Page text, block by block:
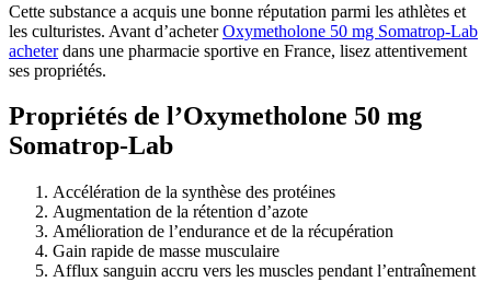
Cette substance a acquis une bonne réputation parmi les athlètes et
les culturistes. Avant d’acheterOxymetholone 50 mg Somatrop-Lab
acheterdans une pharmacie sportive en France, lisez attentivement
ses propriétés.
Propriétés de l’Oxymetholone 50 mg
Somatrop-Lab
Accélération de la synthèse des protéines
Augmentation de la rétention d’azote
Amélioration de l’endurance et de la récupération
Gain rapide de masse musculaire
Afflux sanguin accru vers les muscles pendant l’entraînement